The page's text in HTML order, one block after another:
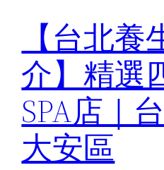
【台北
介】精選
SPA店｜
大安區